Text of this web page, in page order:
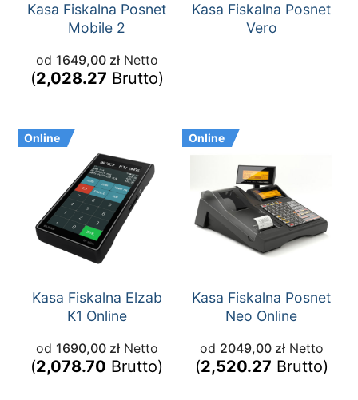
Kasa Fiskalna Posnet
Mobile 2
od 1649,00 złNetto
(2,028.27 Brutto)
Kasa Fiskalna Posnet
Vero
Online
Kasa Fiskalna Elzab
K1 Online
od 1690,00 złNetto
(2,078.70 Brutto)
Online
Kasa Fiskalna Posnet
Neo Online
od 2049,00 złNetto
(2,520.27 Brutto)